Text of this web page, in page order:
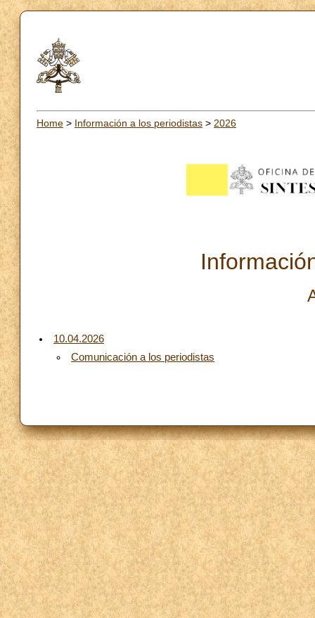
Home > Información a los periodistas > 2026
10.04.2026
Comunicación a los periodistas